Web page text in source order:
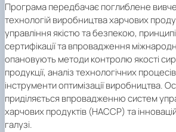
Програма передбачає поглиблене
технологій виробництва харчових
управління якістю та безпекою,
сертифікації та впровадження
опановують методи контролю якості
продукції, аналіз технологічних
інструменти оптимізації виробництва.
приділяється впровадженню систем
харчових продуктів (HACCP) та
галузі.